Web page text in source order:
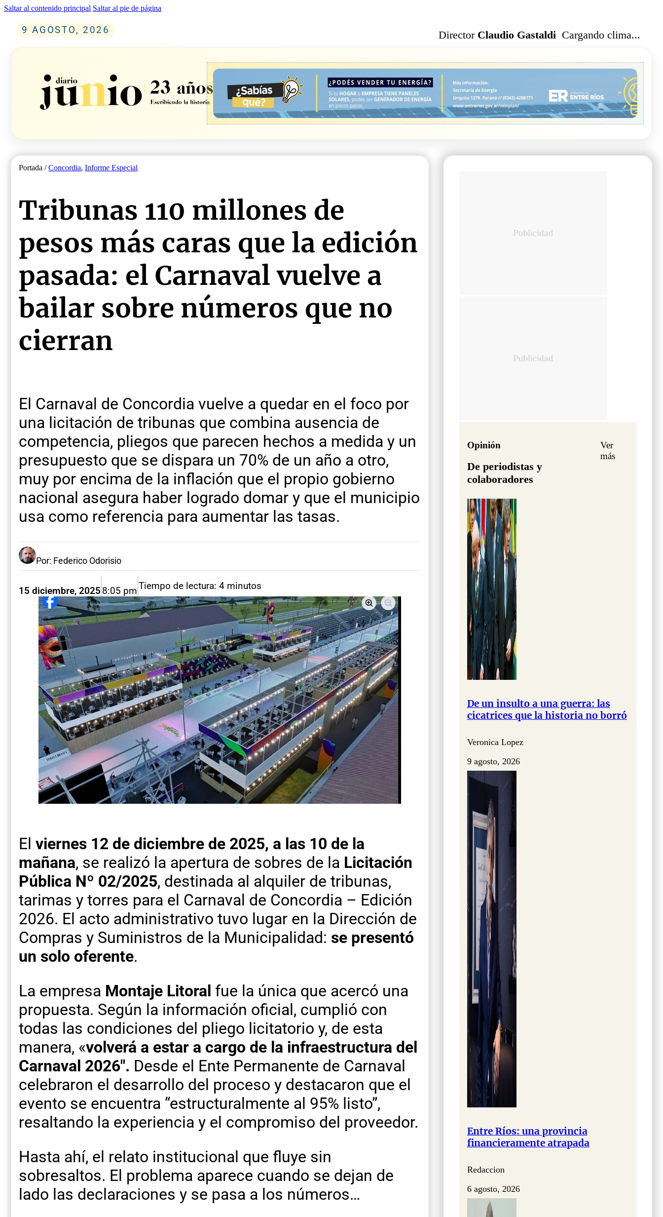
Saltar al contenido principal Saltar al pie de página
9 AGOSTO, 2026 Director Claudio Gastaldi Cargando clima...
Portada /Concordia, Informe Especial
Tribunas 110 millones de
pesos más caras que la edición
pasada: el Carnaval vuelve a
bailar sobre números que no
cierran
El Carnaval de Concordia vuelve a quedar en el foco por
una licitación de tribunas que combina ausencia de
competencia, pliegos que parecen hechos a medida y un
presupuesto que se dispara un 70% de un año a otro,
muy por encima de la inflación que el propio gobierno
nacional asegura haber logrado domar y que el municipio
usa como referencia para aumentar las tasas.
Por: Federico Odorisio
15 diciembre, 2025 8:05 pmTiempo de lectura: 4 minutos
El viernes 12 de diciembre de 2025, a las 10 de la
mañana, se realizó la apertura de sobres de la Licitación
Pública Nº 02/2025, destinada al alquiler de tribunas,
tarimas y torres para el Carnaval de Concordia – Edición
2026. El acto administrativo tuvo lugar en la Dirección de
Compras y Suministros de la Municipalidad: se presentó
un solo oferente.
La empresa Montaje Litoral fue la única que acercó una
propuesta. Según la información oficial, cumplió con
todas las condiciones del pliego licitatorio y, de esta
manera, «volverá a estar a cargo de la infraestructura del
Carnaval 2026″. Desde el Ente Permanente de Carnaval
celebraron el desarrollo del proceso y destacaron que el
evento se encuentra “estructuralmente al 95% listo”,
resaltando la experiencia y el compromiso del proveedor.
Hasta ahí, el relato institucional que fluye sin
sobresaltos. El problema aparece cuando se dejan de
lado las declaraciones y se pasa a los números…
Opinión
De periodistas y
colaboradores
Ver
más
De un insulto a una guerra: las
cicatrices que la historia no borró
Veronica Lopez
9 agosto, 2026
Entre Ríos: una provincia
financieramente atrapada
Redaccion
6 agosto, 2026